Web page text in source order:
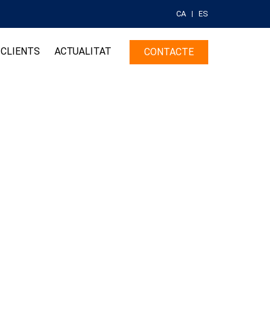
CA ES
CLIENTS ACTUALITAT CONTACTE